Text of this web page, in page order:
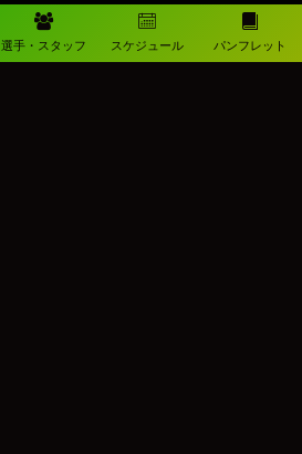
選手・スタッフ スケジュール パンフレット